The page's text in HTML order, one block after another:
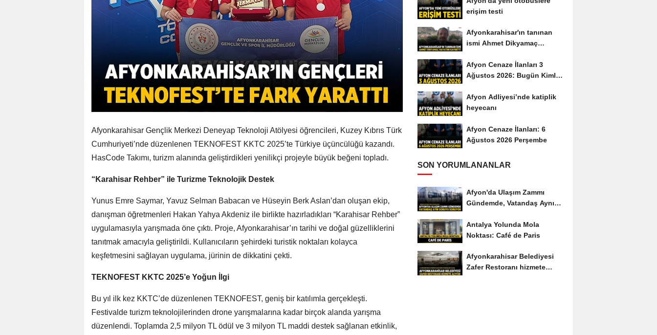
Afyonkarahisar Gençlik Merkezi Deneyap Teknoloji Atölyesi öğrencileri, Kuzey Kıbrıs Türk
Cumhuriyeti’nde düzenlenen TEKNOFEST KKTC 2025’te Türkiye üçüncülüğü kazandı.
HasCode Takımı, turizm alanında geliştirdikleri yenilikçi projeyle büyük beğeni topladı.
“Karahisar Rehber” ile Turizme Teknolojik Destek
Yunus Emre Saymar, Yavuz Selman Babacan ve Hüseyin Berk Aslan’dan oluşan ekip,
danışman öğretmenleri Hakan Yahya Akdeniz ile birlikte hazırladıkları “Karahisar Rehber”
uygulamasıyla yarışmada öne çıktı. Proje, Afyonkarahisar’ın tarihi ve doğal güzelliklerini
tanıtmak amacıyla geliştirildi. Kullanıcıların şehirdeki turistik noktaları kolayca
keşfetmesini sağlayan uygulama, jürinin de dikkatini çekti.
TEKNOFEST KKTC 2025’e Yoğun İlgi
Bu yıl ilk kez KKTC’de düzenlenen TEKNOFEST, geniş bir katılımla gerçekleşti.
Festivalde turizm teknolojilerinden drone yarışmalarına kadar birçok alanda yarışma
düzenlendi. Toplamda 2,5 milyon TL ödül ve 3 milyon TL maddi destek sağlanan etkinlik,
erişim testi
Afyonkarahisar'ın tanınan
ismi Ahmet Dikyamaç
Afyon Cenaze İlanları 3
Ağustos 2026: Bugün Kimler
Afyon Adliyesi’nde katiplik
heyecanı
Afyon Cenaze İlanları: 6
Ağustos 2026 Perşembe
SON YORUMLANANLAR
Afyon'da Ulaşım Zammı
Gündemde, Vatandaş Aynı
Antalya Yolunda Mola
Noktası: Café de Paris
Afyonkarahisar Belediyesi
Zafer Restoranı hizmete